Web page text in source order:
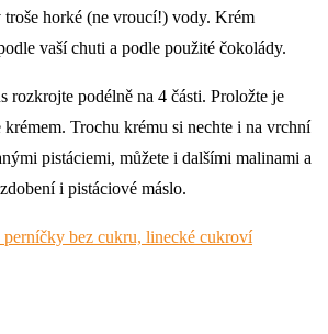
troše horké (ne vroucí!) vody. Krém
vaší chuti a podle použité čokolády.
rozkrojte podélně na 4 části. Proložte je
krémem. Trochu krému si nechte i na vrchní
pistáciemi, můžete i dalšími malinami a
i pistáciové máslo.